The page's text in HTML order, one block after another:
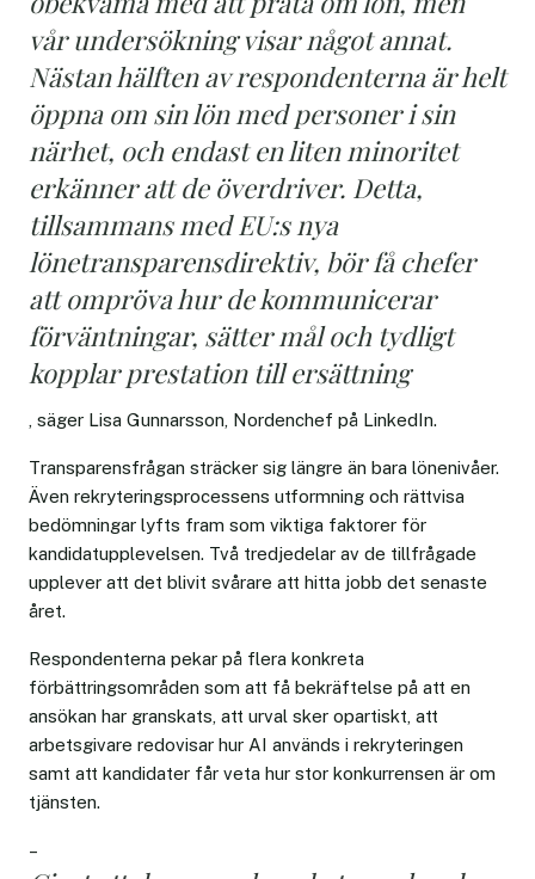
vår undersökning visar något annat.
Nästan hälften av respondenterna är helt
öppna om sin lön med personer i sin
närhet, och endast en liten minoritet
erkänner att de överdriver. Detta,
tillsammans med EU:s nya
lönetransparensdirektiv, bör få chefer
att ompröva hur de kommunicerar
förväntningar, sätter mål och tydligt
kopplar prestation till ersättning
, säger Lisa Gunnarsson, Nordenchef på LinkedIn.
Transparensfrågan sträcker sig längre än bara lönenivåer.
Även rekryteringsprocessens utformning och rättvisa
bedömningar lyfts fram som viktiga faktorer för
kandidatupplevelsen. Två tredjedelar av de tillfrågade
upplever att det blivit svårare att hitta jobb det senaste
året.
Respondenterna pekar på flera konkreta
förbättringsområden som att få bekräftelse på att en
ansökan har granskats, att urval sker opartiskt, att
arbetsgivare redovisar hur AI används i rekryteringen
samt att kandidater får veta hur stor konkurrensen är om
tjänsten.
–